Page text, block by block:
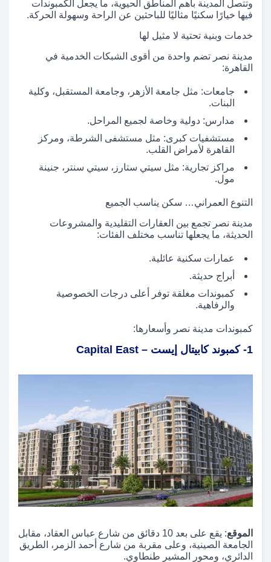
وتتصل المدينة بأهم المناطق الحيوية، ما يجعل الكمبوندات
فيها خيارًا سكنيًا مثاليًا للباحثين عن الراحة وسهولة الحركة.
خدمات وبنية تحتية لا مثيل لها
مدينة نصر تضم واحدة من أقوى الشبكات الخدمية في
القاهرة:
جامعات: مثل جامعة الأزهر، وجامعة المستقبل، وكلية
البنات.
مدارس: دولية وخاصة لجميع المراحل.
مستشفيات كبرى: مثل مستشفى الشرطة، ومركز
القاهرة لأمراض القلب.
مراكز تجارية: مثل سيتي ستارز، سيتي سنتر، جنينة
مول.
التنوع العمراني… سكن يناسب الجميع
مدينة نصر تجمع بين العقارات التقليدية والمشروعات
الحديثة، ما يجعلها تناسب مختلف الفئات:
عمارات سكنية عائلية.
أبراج حديثة.
كمبوندات مغلقة توفر أعلى درجات الخصوصية
والرفاهية.
كمبوندات مدينة نصر وأسعارها:
1- كمبوند كابيتال إيست – Capital East
الموقع
: يقع على بعد 10 دقائق من شارع عباس العقاد، مقابل
الجامعة الصينية، وعلى مقربة من شارع أحمد الزمر، الطريق
الدائري، ومحور المشير طنطاوي.